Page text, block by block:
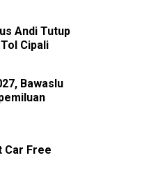
Andi Tutup
Cipali
Bawaslu
Car Free